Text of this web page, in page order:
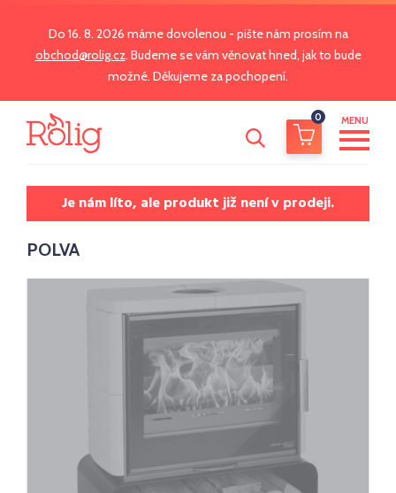
Do 16. 8. 2026 máme dovolenou - pište nám prosím na
obchod@rolig.cz. Budeme se vám věnovat hned, jak to bude
možné. Děkujeme za pochopení.
0 MENU
Je nám líto, ale produkt již není v prodeji.
POLVA